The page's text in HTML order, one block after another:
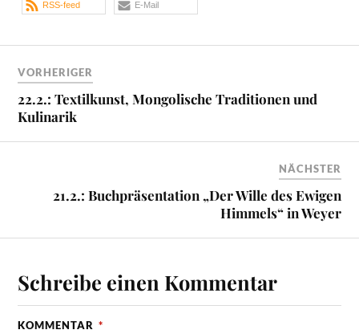
RSS-feed E-Mail
VORHERIGER
22.2.: Textilkunst, Mongolische Traditionen und
Kulinarik
NÄCHSTER
21.2.: Buchpräsentation „Der Wille des Ewigen
Himmels“ in Weyer
Schreibe einen Kommentar
KOMMENTAR *